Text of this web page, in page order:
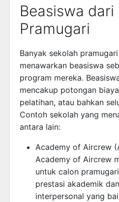
Beasiswa dari
Pramugari
Banyak sekolah
menawarkan beasiswa
program mereka.
mencakup potongan
pelatihan, atau bahkan
Contoh sekolah yang
antara lain:
Academy of Aircrew
Academy of Aircrew
untuk calon
prestasi akademik
interpersonal yang